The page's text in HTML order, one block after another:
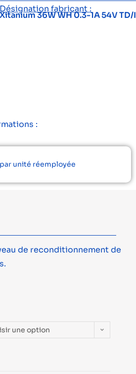
Désignation fabricant :
Xitanium 36W WH 0.3-1A 54V
:
unité réemployée
de reconditionnement de
une option